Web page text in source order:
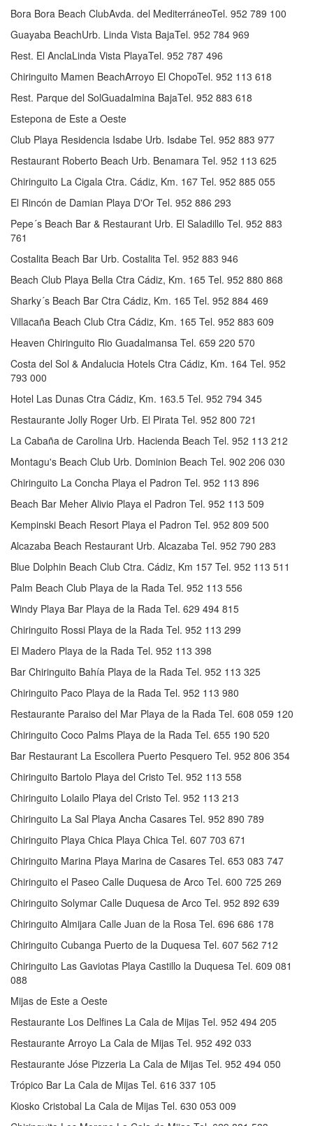
Bora Bora Beach ClubAvda. del MediterráneoTel. 952 789 100
Guayaba BeachUrb. Linda Vista BajaTel. 952 784 969
Rest. El AnclaLinda Vista PlayaTel. 952 787 496
Chiringuito Mamen BeachArroyo El ChopoTel. 952 113 618
Rest. Parque del SolGuadalmina BajaTel. 952 883 618
Estepona de Este a Oeste
Club Playa Residencia Isdabe Urb. Isdabe Tel. 952 883 977
Restaurant Roberto Beach Urb. Benamara Tel. 952 113 625
Chiringuito La Cigala Ctra. Cádiz, Km. 167 Tel. 952 885 055
El Rincón de Damian Playa D'Or Tel. 952 886 293
Pepe´s Beach Bar & Restaurant Urb. El Saladillo Tel. 952 883
761
Costalita Beach Bar Urb. Costalita Tel. 952 883 946
Beach Club Playa Bella Ctra Cádiz, Km. 165 Tel. 952 880 868
Sharky´s Beach Bar Ctra Cádiz, Km. 165 Tel. 952 884 469
Villacaña Beach Club Ctra Cádiz, Km. 165 Tel. 952 883 609
Heaven Chiringuito Rio Guadalmansa Tel. 659 220 570
Costa del Sol & Andalucia Hotels Ctra Cádiz, Km. 164 Tel. 952
793 000
Hotel Las Dunas Ctra Cádiz, Km. 163.5 Tel. 952 794 345
Restaurante Jolly Roger Urb. El Pirata Tel. 952 800 721
La Cabaña de Carolina Urb. Hacienda Beach Tel. 952 113 212
Montagu's Beach Club Urb. Dominion Beach Tel. 902 206 030
Chiringuito La Concha Playa el Padron Tel. 952 113 896
Beach Bar Meher Alivio Playa el Padron Tel. 952 113 509
Kempinski Beach Resort Playa el Padron Tel. 952 809 500
Alcazaba Beach Restaurant Urb. Alcazaba Tel. 952 790 283
Blue Dolphin Beach Club Ctra. Cádiz, Km 157 Tel. 952 113 511
Palm Beach Club Playa de la Rada Tel. 952 113 556
Windy Playa Bar Playa de la Rada Tel. 629 494 815
Chiringuito Rossi Playa de la Rada Tel. 952 113 299
El Madero Playa de la Rada Tel. 952 113 398
Bar Chiringuito Bahía Playa de la Rada Tel. 952 113 325
Chiringuito Paco Playa de la Rada Tel. 952 113 980
Restaurante Paraiso del Mar Playa de la Rada Tel. 608 059 120
Chiringuito Coco Palms Playa de la Rada Tel. 655 190 520
Bar Restaurant La Escollera Puerto Pesquero Tel. 952 806 354
Chiringuito Bartolo Playa del Cristo Tel. 952 113 558
Chiringuito Lolailo Playa del Cristo Tel. 952 113 213
Chiringuito La Sal Playa Ancha Casares Tel. 952 890 789
Chiringuito Playa Chica Playa Chica Tel. 607 703 671
Chiringuito Marina Playa Marina de Casares Tel. 653 083 747
Chiringuito el Paseo Calle Duquesa de Arco Tel. 600 725 269
Chiringuito Solymar Calle Duquesa de Arco Tel. 952 892 639
Chiringuito Almijara Calle Juan de la Rosa Tel. 696 686 178
Chiringuito Cubanga Puerto de la Duquesa Tel. 607 562 712
Chiringuito Las Gaviotas Playa Castillo la Duquesa Tel. 609 081
088
Mijas de Este a Oeste
Restaurante Los Delfines La Cala de Mijas Tel. 952 494 205
Restaurante Arroyo La Cala de Mijas Tel. 952 492 033
Restaurante Jóse Pizzeria La Cala de Mijas Tel. 952 494 050
Trópico Bar La Cala de Mijas Tel. 616 337 105
Kiosko Cristobal La Cala de Mijas Tel. 630 053 009